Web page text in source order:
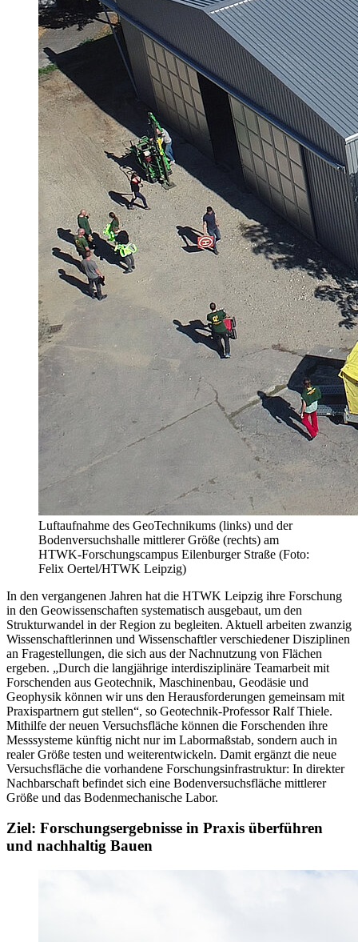
Luftaufnahme des GeoTechnikums (links) und der
Bodenversuchshalle mittlerer Größe (rechts) am
HTWK-Forschungscampus Eilenburger Straße (Foto:
Felix Oertel/HTWK Leipzig)
In den vergangenen Jahren hat die HTWK Leipzig ihre Forschung
in den Geowissenschaften systematisch ausgebaut, um den
Strukturwandel in der Region zu begleiten. Aktuell arbeiten zwanzig
Wissenschaftlerinnen und Wissenschaftler verschiedener Disziplinen
an Fragestellungen, die sich aus der Nachnutzung von Flächen
ergeben. „Durch die langjährige interdisziplinäre Teamarbeit mit
Forschenden aus Geotechnik, Maschinenbau, Geodäsie und
Geophysik können wir uns den Herausforderungen gemeinsam mit
Praxispartnern gut stellen“, so Geotechnik-Professor Ralf Thiele.
Mithilfe der neuen Versuchsfläche können die Forschenden ihre
Messsysteme künftig nicht nur im Labormaßstab, sondern auch in
realer Größe testen und weiterentwickeln. Damit ergänzt die neue
Versuchsfläche die vorhandene Forschungsinfrastruktur: In direkter
Nachbarschaft befindet sich eine Bodenversuchsfläche mittlerer
Größe und das Bodenmechanische Labor.
Ziel: Forschungsergebnisse in Praxis überführen
und nachhaltig Bauen